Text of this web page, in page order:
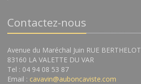
Contactez-nous
Avenue du Maréchal Juin RUE BERTHELOT
83160 LA VALETTE DU VAR
Tel : 04 94 08 53 87
Email : cavavin@auboncaviste.com